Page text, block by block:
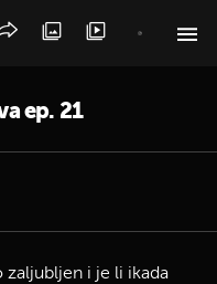
ep. 21
zaljubljen i je li ikada